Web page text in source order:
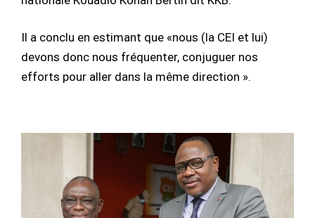
Il a conclu en estimant que «nous (la CEI et lui)
devons donc nous fréquenter, conjuguer nos
efforts pour aller dans la même direction ».